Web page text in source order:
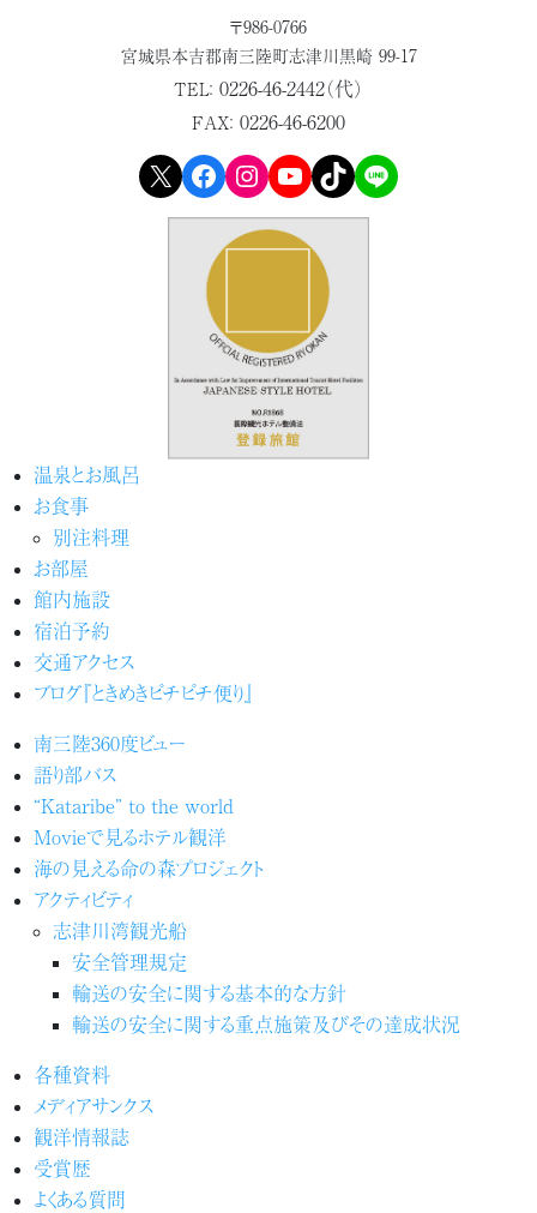
〒986-0766
宮城県本吉郡南三陸町志津川黒崎 99-17
TEL： 0226-46-2442（代）
FAX： 0226-46-6200
X Facebook Instagram YouTube TikTok LINE
温泉とお風呂
お食事
別注料理
お部屋
館内施設
宿泊予約
交通アクセス
ブログ『ときめきピチピチ便り』
南三陸360度ビュー
語り部バス
“Kataribe” to the world
Movieで見るホテル観洋
海の見える命の森プロジェクト
アクティビティ
志津川湾観光船
安全管理規定
輸送の安全に関する基本的な方針
輸送の安全に関する重点施策及びその達成状況
各種資料
メディアサンクス
観洋情報誌
受賞歴
よくある質問